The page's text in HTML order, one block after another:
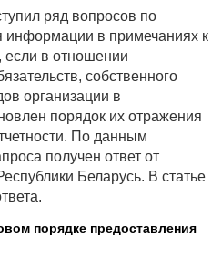
ряд вопросов по
информации в примечаниях к
если в отношении
собственного
организации в
порядок их отражения
По данным
получен ответ от
Беларусь. В статье
порядке предоставления